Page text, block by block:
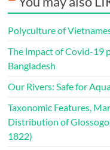
Polyculture of
The impact of Covid-19
Bangladesh
Our Rivers: Safe for
Taxonomic Features,
Distribution of
1822)